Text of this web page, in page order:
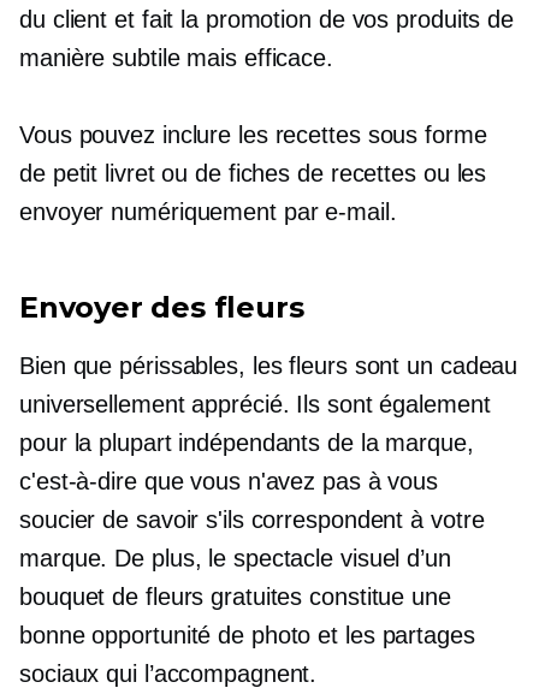
du client et fait la promotion de vos produits de
manière subtile mais efficace.
Vous pouvez inclure les recettes sous forme
de petit livret ou de fiches de recettes ou les
envoyer numériquement par e-mail.
Envoyer des fleurs
Bien que périssables, les fleurs sont un cadeau
universellement apprécié. Ils sont également
pour la plupart indépendants de la marque,
c'est-à-dire que vous n'avez pas à vous
soucier de savoir s'ils correspondent à votre
marque. De plus, le spectacle visuel d’un
bouquet de fleurs gratuites constitue une
bonne opportunité de photo et les partages
sociaux qui l’accompagnent.